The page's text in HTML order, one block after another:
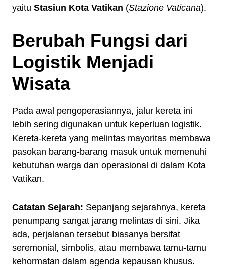
yaitu Stasiun Kota Vatikan (Stazione Vaticana).
Berubah Fungsi dari
Logistik Menjadi
Wisata
Pada awal pengoperasiannya, jalur kereta ini
lebih sering digunakan untuk keperluan logistik.
Kereta-kereta yang melintas mayoritas membawa
pasokan barang-barang masuk untuk memenuhi
kebutuhan warga dan operasional di dalam Kota
Vatikan.
Catatan Sejarah: Sepanjang sejarahnya, kereta
penumpang sangat jarang melintas di sini. Jika
ada, perjalanan tersebut biasanya bersifat
seremonial, simbolis, atau membawa tamu-tamu
kehormatan dalam agenda kepausan khusus.